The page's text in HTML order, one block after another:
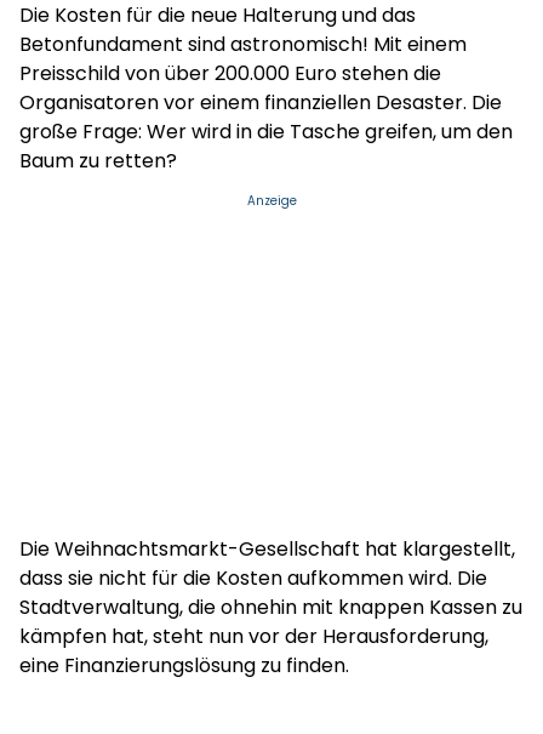
Die Kosten für die neue Halterung und das
Betonfundament sind astronomisch! Mit einem
Preisschild von über 200.000 Euro stehen die
Organisatoren vor einem finanziellen Desaster. Die
große Frage: Wer wird in die Tasche greifen, um den
Baum zu retten?
Anzeige
Die Weihnachtsmarkt-Gesellschaft hat klargestellt,
dass sie nicht für die Kosten aufkommen wird. Die
Stadtverwaltung, die ohnehin mit knappen Kassen zu
kämpfen hat, steht nun vor der Herausforderung,
eine Finanzierungslösung zu finden.